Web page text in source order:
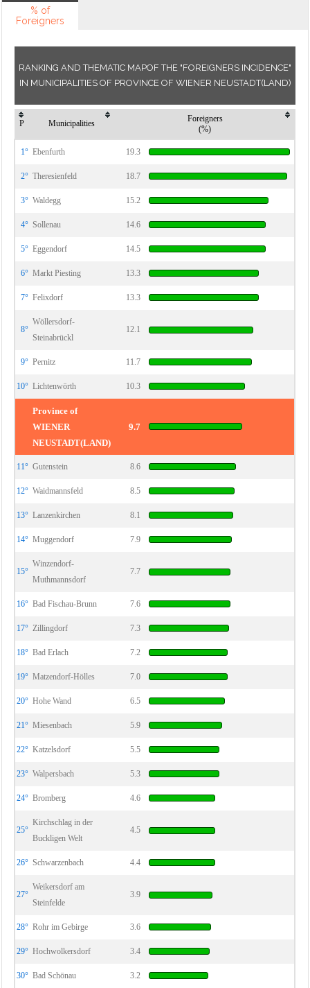
% of
Foreigners
RANKING AND THEMATIC MAPOF THE "FOREIGNERS INCIDENCE"
IN MUNICIPALITIES OF PROVINCE OF WIENER NEUSTADT(LAND)
P Municipalities
Foreigners
(%)
1° Ebenfurth 19.3
2° Theresienfeld 18.7
3° Waldegg 15.2
4° Sollenau 14.6
5° Eggendorf 14.5
6° Markt Piesting 13.3
7° Felixdorf 13.3
8°
Wöllersdorf-
Steinabrückl
12.1
9° Pernitz 11.7
10° Lichtenwörth 10.3
Province of
WIENER
NEUSTADT(LAND)
9.7
11° Gutenstein 8.6
12° Waidmannsfeld 8.5
13° Lanzenkirchen 8.1
14° Muggendorf 7.9
15°
Winzendorf-
Muthmannsdorf
7.7
16° Bad Fischau-Brunn 7.6
17° Zillingdorf 7.3
18° Bad Erlach 7.2
19° Matzendorf-Hölles 7.0
20° Hohe Wand 6.5
21° Miesenbach 5.9
22° Katzelsdorf 5.5
23° Walpersbach 5.3
24° Bromberg 4.6
25°
Kirchschlag in der
Buckligen Welt
4.5
26° Schwarzenbach 4.4
27°
Weikersdorf am
Steinfelde
3.9
28° Rohr im Gebirge 3.6
29° Hochwolkersdorf 3.4
30° Bad Schönau 3.2